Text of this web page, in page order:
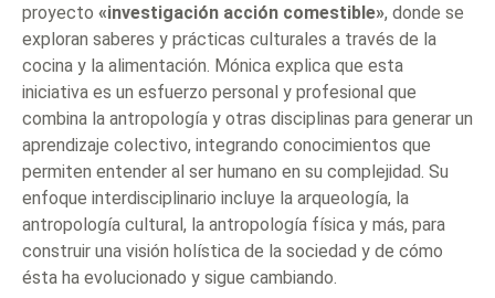
proyecto «investigación acción comestible», donde se
exploran saberes y prácticas culturales a través de la
cocina y la alimentación. Mónica explica que esta
iniciativa es un esfuerzo personal y profesional que
combina la antropología y otras disciplinas para generar un
aprendizaje colectivo, integrando conocimientos que
permiten entender al ser humano en su complejidad. Su
enfoque interdisciplinario incluye la arqueología, la
antropología cultural, la antropología física y más, para
construir una visión holística de la sociedad y de cómo
ésta ha evolucionado y sigue cambiando.